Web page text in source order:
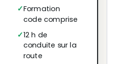
Formation
code comprise
12 h de
conduite sur la
route